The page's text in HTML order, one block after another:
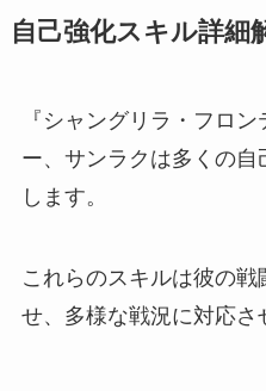
自己強化スキル詳細
『シャングリラ・フロ
ー、サンラクは多くの
します。
これらのスキルは彼の戦
せ、多様な戦況に対応さ